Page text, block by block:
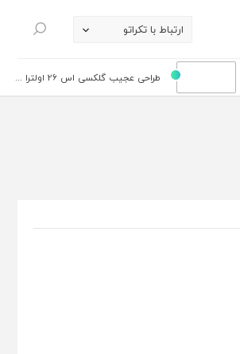
ارتباط با تکراتو
جستجو
طراحی عجیب گلکسی اس 26 اولترا ...